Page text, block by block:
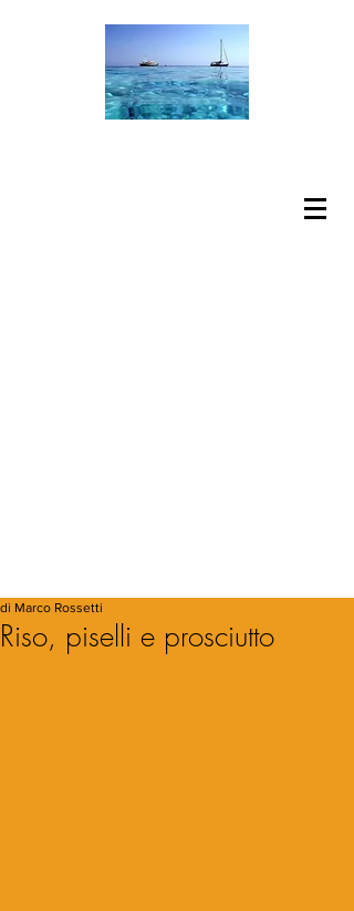
Riso, piselli e prosciutto
di Marco Rossetti